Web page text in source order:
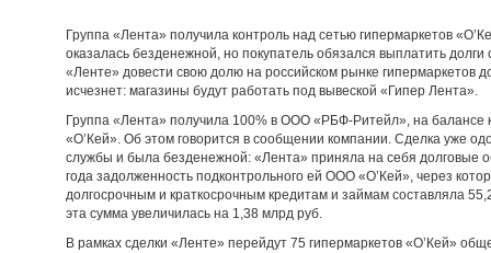
Группа «Лента» получила контроль над сетью гипермаркетов
оказалась безденежной, но покупатель обязался выплатить
«Ленте» довести свою долю на российском рынке гипермаркетов
исчезнет: магазины будут работать под вывеской «Гипер Лента».
Группа «Лента» получила 100% в ООО «РБФ-Ритейл», на балансе
«О’Кей». Об этом говорится в сообщении компании. Сделка уже
службы и была безденежной: «Лента» приняла на себя долговые
года задолженность подконтрольного ей ООО «О’Кей», через
долгосрочным и краткосрочным кредитам и займам составляла
эта сумма увеличилась на 1,38 млрд руб.
В рамках сделки «Ленте» перейдут 75 гипермаркетов «О’Кей»